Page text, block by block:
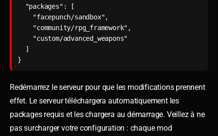
}
Redémarrez le serveur pour que les modifications prennent
effet. Le serveur téléchargera automatiquement les
packages requis et les chargera au démarrage. Veillez à ne
pas surcharger votre configuration : chaque mod